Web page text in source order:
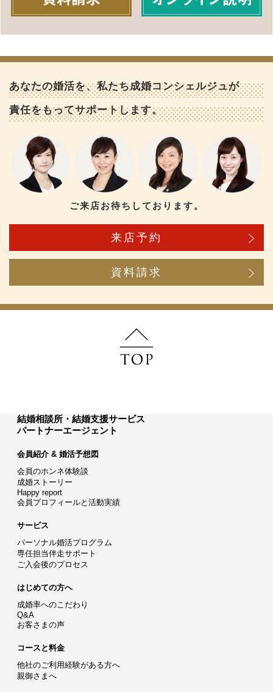
あなたの婚活を、私たち成婚コンシェルジュが
責任をもってサポートします。
ご来店お待ちしております。
来店予約
資料請求
結婚相談所・結婚支援サービス
パートナーエージェント
会員紹介 & 婚活予想図
会員のホンネ体験談
成婚ストーリー
Happy report
会員プロフィールと活動実績
サービス
パーソナル婚活プログラム
専任担当伴走サポート
ご入会後のプロセス
はじめての方へ
成婚率へのこだわり
Q&A
お客さまの声
コースと料金
他社のご利用経験がある方へ
親御さまへ